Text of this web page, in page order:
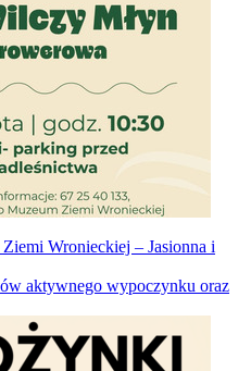
Wronieckiej – Jasionna i
aktywnego wypoczynku oraz